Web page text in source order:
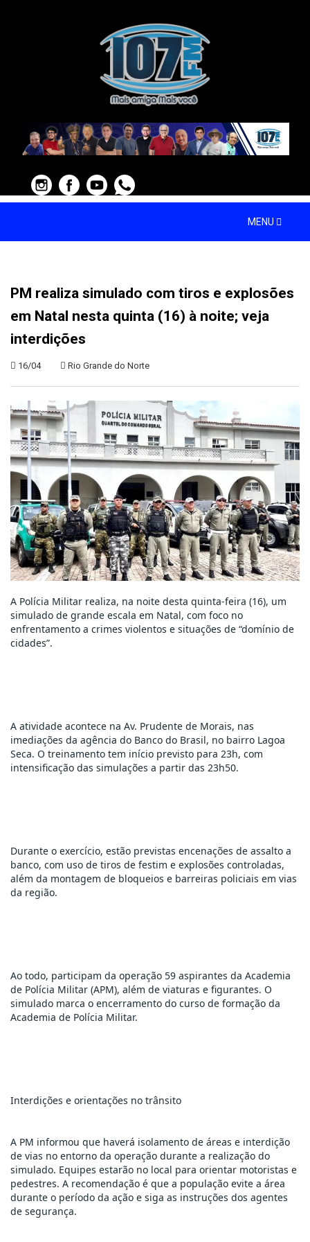
MENU
PM realiza simulado com tiros e explosões
em Natal nesta quinta (16) à noite; veja
interdições
16/04 Rio Grande do Norte
A Polícia Militar realiza, na noite desta quinta-feira (16), um
simulado de grande escala em Natal, com foco no
enfrentamento a crimes violentos e situações de “domínio de
cidades”.
A atividade acontece na Av. Prudente de Morais, nas
imediações da agência do Banco do Brasil, no bairro Lagoa
Seca. O treinamento tem início previsto para 23h, com
intensificação das simulações a partir das 23h50.
Durante o exercício, estão previstas encenações de assalto a
banco, com uso de tiros de festim e explosões controladas,
além da montagem de bloqueios e barreiras policiais em vias
da região.
Ao todo, participam da operação 59 aspirantes da Academia
de Polícia Militar (APM), além de viaturas e figurantes. O
simulado marca o encerramento do curso de formação da
Academia de Polícia Militar.
Interdições e orientações no trânsito
A PM informou que haverá isolamento de áreas e interdição
de vias no entorno da operação durante a realização do
simulado. Equipes estarão no local para orientar motoristas e
pedestres. A recomendação é que a população evite a área
durante o período da ação e siga as instruções dos agentes
de segurança.